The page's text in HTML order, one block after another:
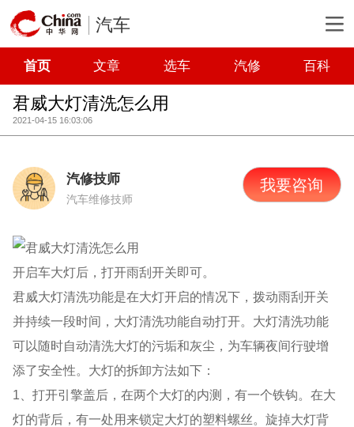
汽车
首页 文章 选车 汽修 百科
君威大灯清洗怎么用
2021-04-15 16:03:06
汽修技师
汽车维修技师
我要咨询
开启车大灯后，打开雨刮开关即可。
君威大灯清洗功能是在大灯开启的情况下，拨动雨刮开关
并持续一段时间，大灯清洗功能自动打开。大灯清洗功能
可以随时自动清洗大灯的污垢和灰尘，为车辆夜间行驶增
添了安全性。大灯的拆卸方法如下：
1、打开引擎盖后，在两个大灯的内测，有一个铁钩。在大
灯的背后，有一处用来锁定大灯的塑料螺丝。旋掉大灯背